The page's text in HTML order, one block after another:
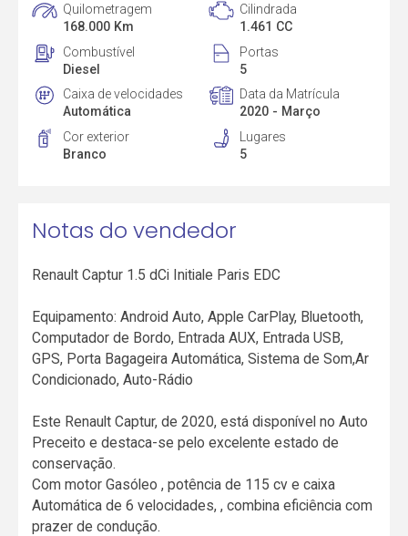
Quilometragem
168.000 Km
Cilindrada
1.461 CC
Combustível
Diesel
Portas
5
Caixa de velocidades
Automática
Data da Matrícula
2020 - Março
Cor exterior
Branco
Lugares
5
Notas do vendedor
Renault Captur 1.5 dCi Initiale Paris EDC
Equipamento: Android Auto, Apple CarPlay, Bluetooth,
Computador de Bordo, Entrada AUX, Entrada USB,
GPS, Porta Bagageira Automática, Sistema de Som,Ar
Condicionado, Auto-Rádio
Este Renault Captur, de 2020, está disponível no Auto
Preceito e destaca-se pelo excelente estado de
conservação.
Com motor Gasóleo , potência de 115 cv e caixa
Automática de 6 velocidades, , combina eficiência com
prazer de condução.